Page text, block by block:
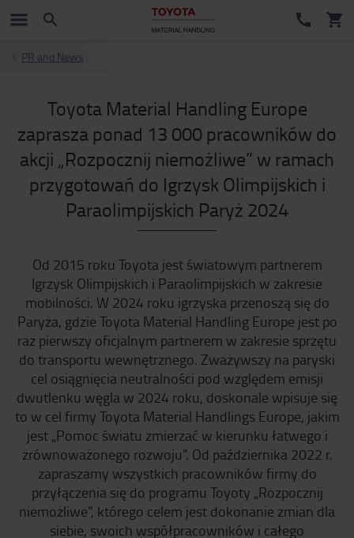
PR and News
Toyota Material Handling Europe
zaprasza ponad 13 000 pracowników do
akcji „Rozpocznij niemożliwe” w ramach
przygotowań do Igrzysk Olimpijskich i
Paraolimpijskich Paryż 2024
Od 2015 roku Toyota jest światowym partnerem
Igrzysk Olimpijskich i Paraolimpijskich w zakresie
mobilności. W 2024 roku igrzyska przenoszą się do
Paryża, gdzie Toyota Material Handling Europe jest po
raz pierwszy oficjalnym partnerem w zakresie sprzętu
do transportu wewnętrznego. Zważywszy na paryski
cel osiągnięcia neutralności pod względem emisji
dwutlenku węgla w 2024 roku, doskonale wpisuje się
to w cel firmy Toyota Material Handlings Europe, jakim
jest „Pomoc światu zmierzać w kierunku łatwego i
zrównoważonego rozwoju”. Od października 2022 r.
zapraszamy wszystkich pracowników firmy do
przyłączenia się do programu Toyoty „Rozpocznij
niemożliwe”, którego celem jest dokonanie zmian dla
siebie, swoich współpracowników i całego